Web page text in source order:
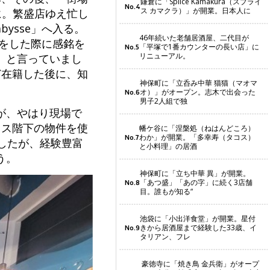
繁盛店ゆえ忙し
」へ入る。
した際に感銘を
と言っていまし
籍した後に、知
、やはり現場で
階下の物件を使
たが、経験豊富
No.4ス カマクラ）」が開業。日本人に
No.5
46年続いた老舗居酒屋、二代目が
「平塚で1番カウンターの長い店」に
リニューアル。
No.6
神保町に「立呑み中華 猫猫（マオマ
オ）」がオープン。志木で出会った
男子2人組で独
No.7
幡ケ谷に「涅槃処（ねはんどころ）
わか」が開業。「多幸寿（タコス）
と小料理」の居酒
No.8
神保町に「立ち中華 異」が開業。
「あつ盛」「あの字」に続く3店舗
目。誰もが知る“
No.9
池袋に「小出洋食堂」が開業。星付
きから居酒屋まで経験した33歳、イ
タリアン、フレ
豪徳寺に「焼き鳥 金兵衛」がオープ